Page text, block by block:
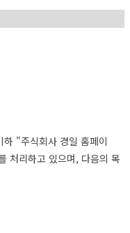
"주식회사 경일 홈페이
처리하고 있으며, 다음의 목